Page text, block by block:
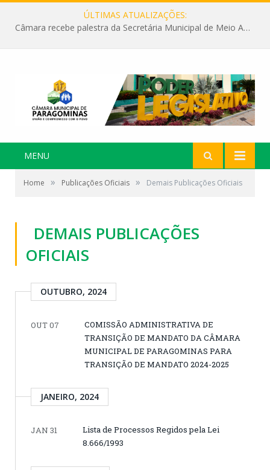
ÚLTIMAS ATUALIZAÇÕES:
Câmara recebe palestra da Secretária Municipal de Meio Ambiente sobre as ações da “SEMANA DO MEIO AMBIENTE”
MENU
Home » Publicações Oficiais » Demais Publicações Oficiais
DEMAIS PUBLICAÇÕES
OFICIAIS
OUTUBRO, 2024
OUT 07
COMISSÃO ADMINISTRATIVA DE
TRANSIÇÃO DE MANDATO DA CÂMARA
MUNICIPAL DE PARAGOMINAS PARA
TRANSIÇÃO DE MANDATO 2024-2025
JANEIRO, 2024
JAN 31
Lista de Processos Regidos pela Lei
8.666/1993